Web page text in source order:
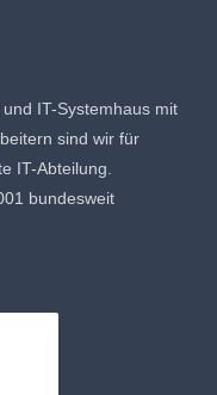
IT-Systemhaus mit
sind wir für
IT-Abteilung.
bundesweit